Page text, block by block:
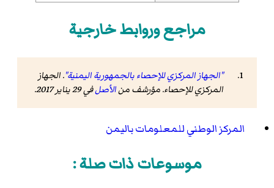
مراجع وروابط خارجية
"الجهاز المركزي للإحصاء بالجمهورية اليمنية". الجهاز
المركزي للإحصاء. مؤرشف منالأصلفي 29 يناير 2017 .
المركز الوطني للمعلومات باليمن
موسوعات ذات صلة :